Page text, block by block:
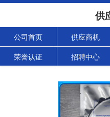
供
公司首页 供应商机
荣誉认证 招聘中心